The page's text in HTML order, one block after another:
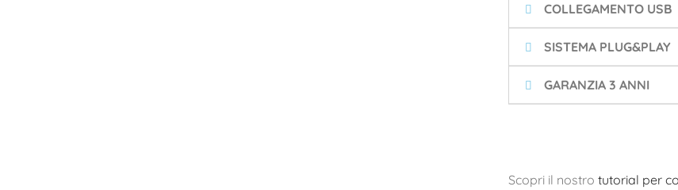
COLLEGAMENTO USB
SISTEMA PLUG&PLAY
GARANZIA 3 ANNI
Scopri il nostro tutorial per